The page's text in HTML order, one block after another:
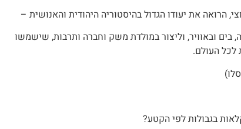
הרואה את יעודו הגדול בהיסטוריה היהודית והאנושית –
ובאוויר, וליצור במולדת משק וחברה ותרבות, שישמשו
לכל העולם.
בגבולות לפי הקטע?